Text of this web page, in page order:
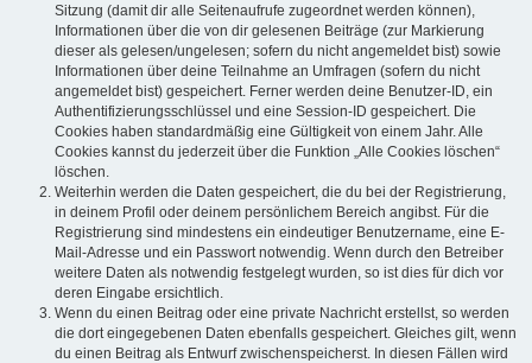
Sitzung (damit dir alle Seitenaufrufe zugeordnet werden können),
Informationen über die von dir gelesenen Beiträge (zur Markierung
dieser als gelesen/ungelesen; sofern du nicht angemeldet bist) sowie
Informationen über deine Teilnahme an Umfragen (sofern du nicht
angemeldet bist) gespeichert. Ferner werden deine Benutzer-ID, ein
Authentifizierungsschlüssel und eine Session-ID gespeichert. Die
Cookies haben standardmäßig eine Gültigkeit von einem Jahr. Alle
Cookies kannst du jederzeit über die Funktion „Alle Cookies löschen“
löschen.
Weiterhin werden die Daten gespeichert, die du bei der Registrierung,
in deinem Profil oder deinem persönlichem Bereich angibst. Für die
Registrierung sind mindestens ein eindeutiger Benutzername, eine E-
Mail-Adresse und ein Passwort notwendig. Wenn durch den Betreiber
weitere Daten als notwendig festgelegt wurden, so ist dies für dich vor
deren Eingabe ersichtlich.
Wenn du einen Beitrag oder eine private Nachricht erstellst, so werden
die dort eingegebenen Daten ebenfalls gespeichert. Gleiches gilt, wenn
du einen Beitrag als Entwurf zwischenspeicherst. In diesen Fällen wird